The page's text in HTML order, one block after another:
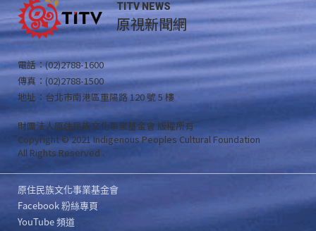
TITV NEWS
原視新聞網
電話：(02)2788-1600
傳真：(02)2788-1500
地址：台北市南港區重陽路 120 號 5 樓
財團法人原住民族文化事業基金會 版權所有
Copyright © 2021 Indigenous Peoples Cultural Foundation
All Rights Reserved .
原住民族文化事業基金會
Facebook 粉絲專頁
YouTube 頻道